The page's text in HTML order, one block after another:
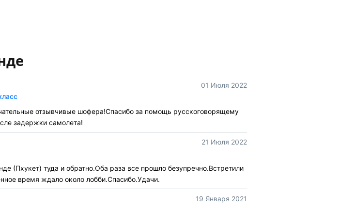
01 Июля 2022
отзывчивые шофера!Спасибо за помощь русскоговорящему
задержки самолета!
21 Июля 2022
(Пхукет) туда и обратно.Оба раза все прошло безупречно.Встретили
время ждало около лобби.Спасибо.Удачи.
19 Января 2021